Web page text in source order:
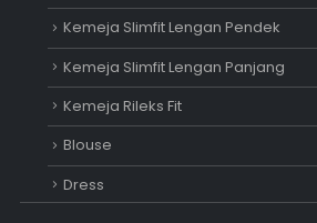
Kemeja Slimfit Lengan Pendek
Kemeja Slimfit Lengan Panjang
Kemeja Rileks Fit
Blouse
Dress